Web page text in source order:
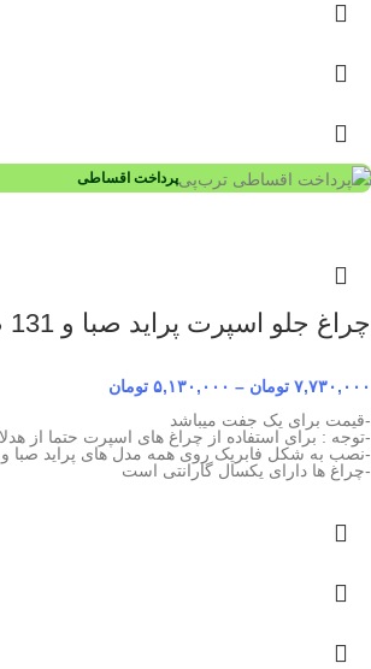
پرداخت اقساطی
چراغ جلو اسپرت پراید صبا و 131 طرح فضایی
۷,۷۳۰,۰۰۰ تومان – ۵,۱۳۰,۰۰۰ تومان
-قیمت برای یک جفت میباشد
-توجه : برای استفاده از چراغ های اسپرت حتما از
-نصب به شکل فابریک روی همه مدل های پراید صبا و 131
-چراغ ها دارای یکسال گارانتی است